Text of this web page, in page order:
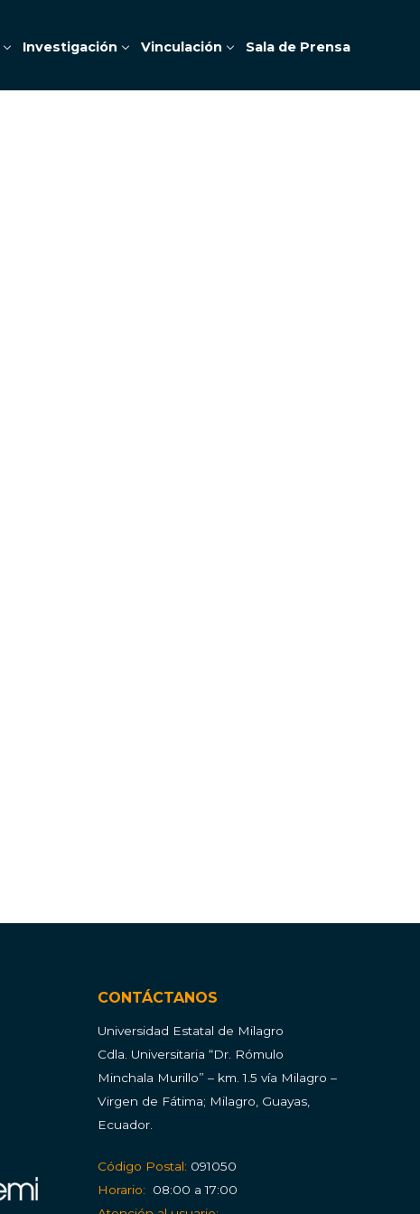
Investigación Vinculación Sala de Prensa
CONTÁCTANOS
Universidad Estatal de Milagro
Cdla. Universitaria “Dr. Rómulo
Minchala Murillo” – km. 1.5 vía Milagro –
Virgen de Fátima; Milagro, Guayas,
Ecuador.
Código Postal: 091050
Horario:
08:00 a 17:00